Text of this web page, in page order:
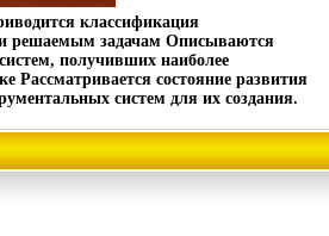
классификация
и решаемым задачам Описываются
получивших наиболее
Рассматривается состояние развития
систем для их создания.